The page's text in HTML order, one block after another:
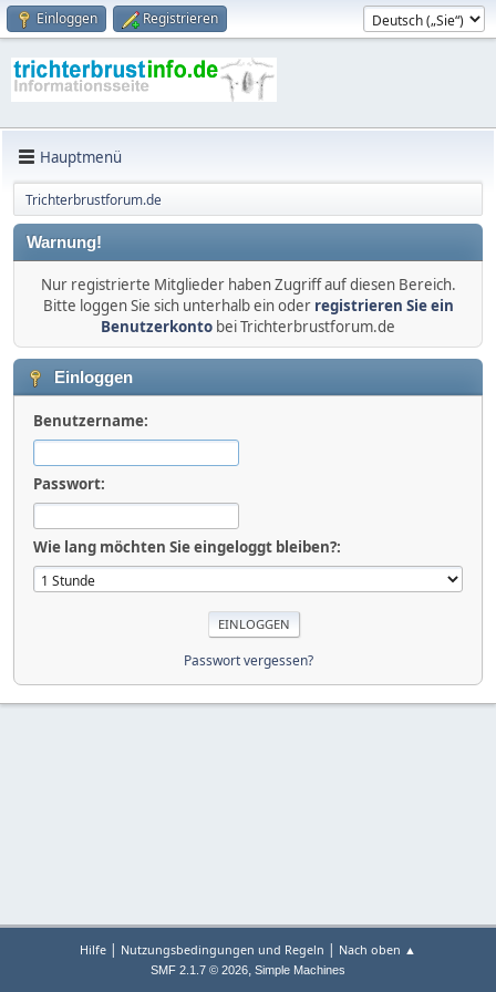
Einloggen Registrieren
Hauptmenü
Trichterbrustforum.de
Warnung!
Nur registrierte Mitglieder haben Zugriff auf diesen Bereich.
Bitte loggen Sie sich unterhalb ein oder registrieren Sie ein
Benutzerkonto bei Trichterbrustforum.de
Einloggen
Benutzername:
Passwort:
Wie lang möchten Sie eingeloggt bleiben?:
Passwort vergessen?
Hilfe | Nutzungsbedingungen und Regeln | Nach oben ▲
SMF 2.1.7 © 2026, Simple Machines